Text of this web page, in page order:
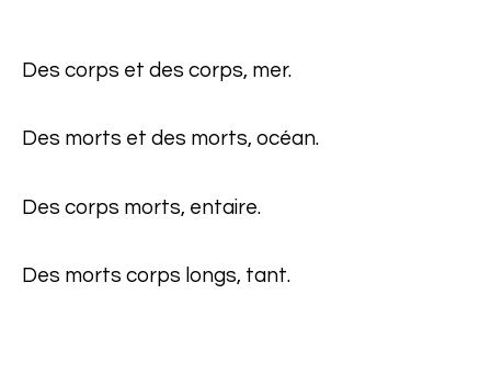
Des corps et des corps, mer.
Des morts et des morts, océan.
Des corps morts, entaire.
Des morts corps longs, tant.